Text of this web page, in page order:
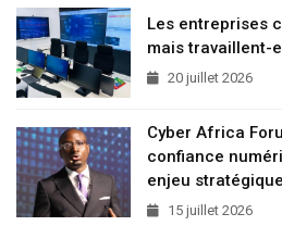
Articles Populaires